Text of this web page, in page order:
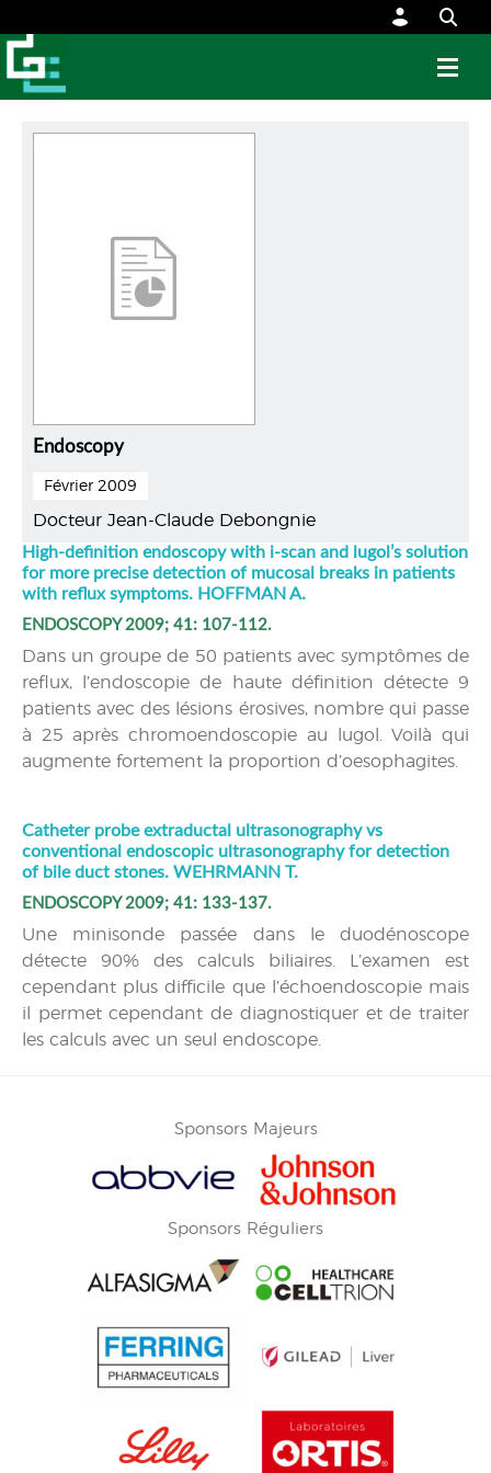
Endoscopy
Février 2009
Docteur Jean-Claude Debongnie
High-definition endoscopy with i-scan and lugol’s solution
for more precise detection of mucosal breaks in patients
with reflux symptoms. HOFFMAN A.
ENDOSCOPY 2009; 41: 107-112.
Dans un groupe de 50 patients avec symptômes de
reflux, l’endoscopie de haute définition détecte 9
patients avec des lésions érosives, nombre qui passe
à 25 après chromoendoscopie au lugol. Voilà qui
augmente fortement la proportion d’oesophagites.
Catheter probe extraductal ultrasonography vs
conventional endoscopic ultrasonography for detection
of bile duct stones. WEHRMANN T.
ENDOSCOPY 2009; 41: 133-137.
Une minisonde passée dans le duodénoscope
détecte 90% des calculs biliaires. L’examen est
cependant plus difficile que l’échoendoscopie mais
il permet cependant de diagnostiquer et de traiter
les calculs avec un seul endoscope.
Sponsors Majeurs
Sponsors Réguliers